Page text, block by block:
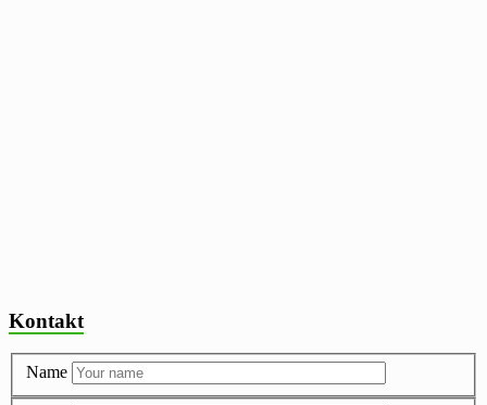
Kontakt
Name